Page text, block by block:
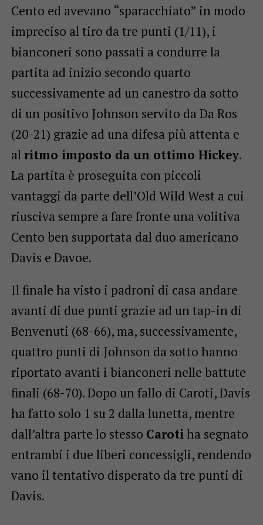
Cento ed avevano “sparacchiato” in modo
impreciso al tiro da tre punti (1/11), i
bianconeri sono passati a condurre la
partita ad inizio secondo quarto
successivamente ad un canestro da sotto
di un positivo Johnson servito da Da Ros
(20-21) grazie ad una difesa più attenta e
al ritmo imposto da un ottimo Hickey.
La partita è proseguita con piccoli
vantaggi da parte dell’Old Wild West a cui
riusciva sempre a fare fronte una volitiva
Cento ben supportata dal duo americano
Davis e Davoe.
Il finale ha visto i padroni di casa andare
avanti di due punti grazie ad un tap-in di
Benvenuti (68-66), ma, successivamente,
quattro punti di Johnson da sotto hanno
riportato avanti i bianconeri nelle battute
finali (68-70). Dopo un fallo di Caroti, Davis
ha fatto solo 1 su 2 dalla lunetta, mentre
dall’altra parte lo stesso Carotiha segnato
entrambi i due liberi concessigli, rendendo
vano il tentativo disperato da tre punti di
Davis.